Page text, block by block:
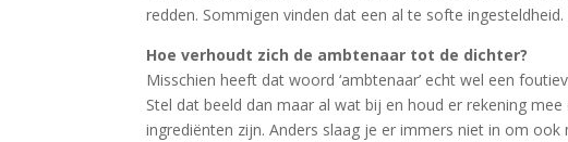
redden. Sommigen vinden dat een al te softe
Hoe verhoudt zich de ambtenaar tot de dichter?
Misschien heeft dat woord ‘ambtenaar’ echt wel een
Stel dat beeld dan maar al wat bij en houd er rekening
ingrediënten zijn. Anders slaag je er immers niet in om